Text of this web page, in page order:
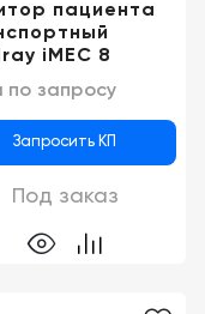
пациента
iMEC 8
по запросу
Запросить КП
Под заказ